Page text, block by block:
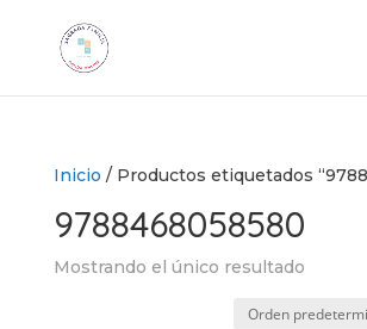
Inicio / Productos etiquetados
9788468058580
Mostrando el único resultado